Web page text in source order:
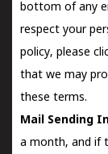
bottom of any
respect your
policy, please
that we may
these terms.
Mail Sending
a month, and if